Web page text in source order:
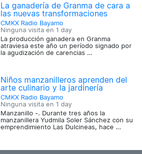
La ganadería de Granma de cara a
las nuevas transformaciones
CMKX Radio Bayamo
Ninguna visita en 1 day
La producción ganadera en Granma
atraviesa este año un período signado por
la agudización de carencias …
Niños manzanilleros aprenden del
arte culinario y la jardinería
CMKX Radio Bayamo
Ninguna visita en 1 day
Manzanillo -. Durante tres años la
manzanillera Yudmila Soler Sánchez con su
emprendimiento Las Dulcineas, hace …